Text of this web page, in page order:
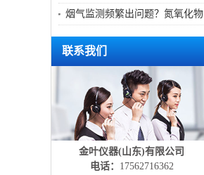
在线监测仪器该如何挑选
烟气监测频繁出问题？氮氧化物
监测仪器选型要点分享
联系我们
金叶仪器(山东)有限公司
电话： 17562716362